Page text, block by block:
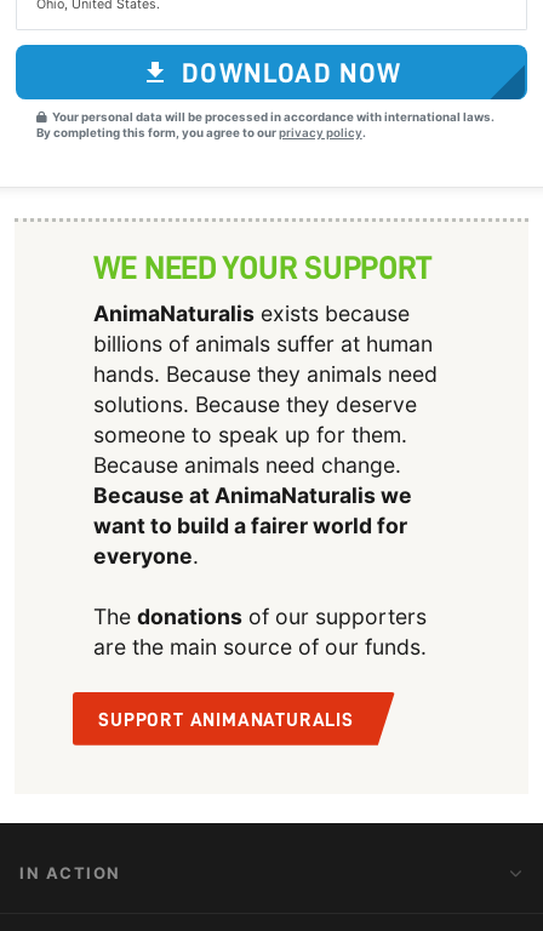
Ohio, United States.
DOWNLOAD NOW
Your personal data will be processed in accordance with international laws.
By completing this form, you agree to ourprivacy policy.
WE NEED YOUR SUPPORT
AnimaNaturalisexists because
billions of animals suffer at human
hands. Because they animals need
solutions. Because they deserve
someone to speak up for them.
Because animals need change.
Because at AnimaNaturalis we
want to build a fairer world for
everyone.
The donationsof our supporters
are the main source of our funds.
SUPPORT ANIMANATURALIS
IN ACTION